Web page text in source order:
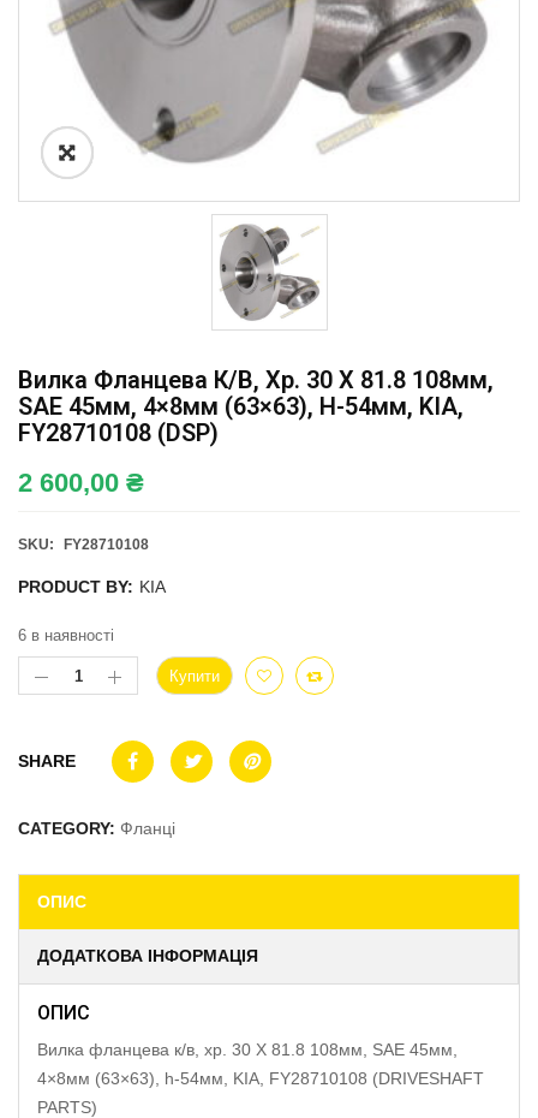
Вилка Фланцева К/в, Хр. 30 X 81.8 108мм,
SAE 45мм, 4×8мм (63×63), H-54мм, KIA,
FY28710108 (DSP)
2 600,00 ₴
SKU: FY28710108
PRODUCT BY: KIA
6 в наявності
Купити
SHARE
CATEGORY: Фланці
ОПИС
ДОДАТКОВА ІНФОРМАЦІЯ
ОПИС
Вилка фланцева к/в, хр. 30 X 81.8 108мм, SAE 45мм,
4×8мм (63×63), h-54мм, KIA, FY28710108 (DRIVESHAFT
PARTS)